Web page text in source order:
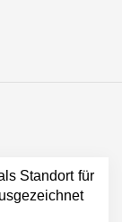
Standort für